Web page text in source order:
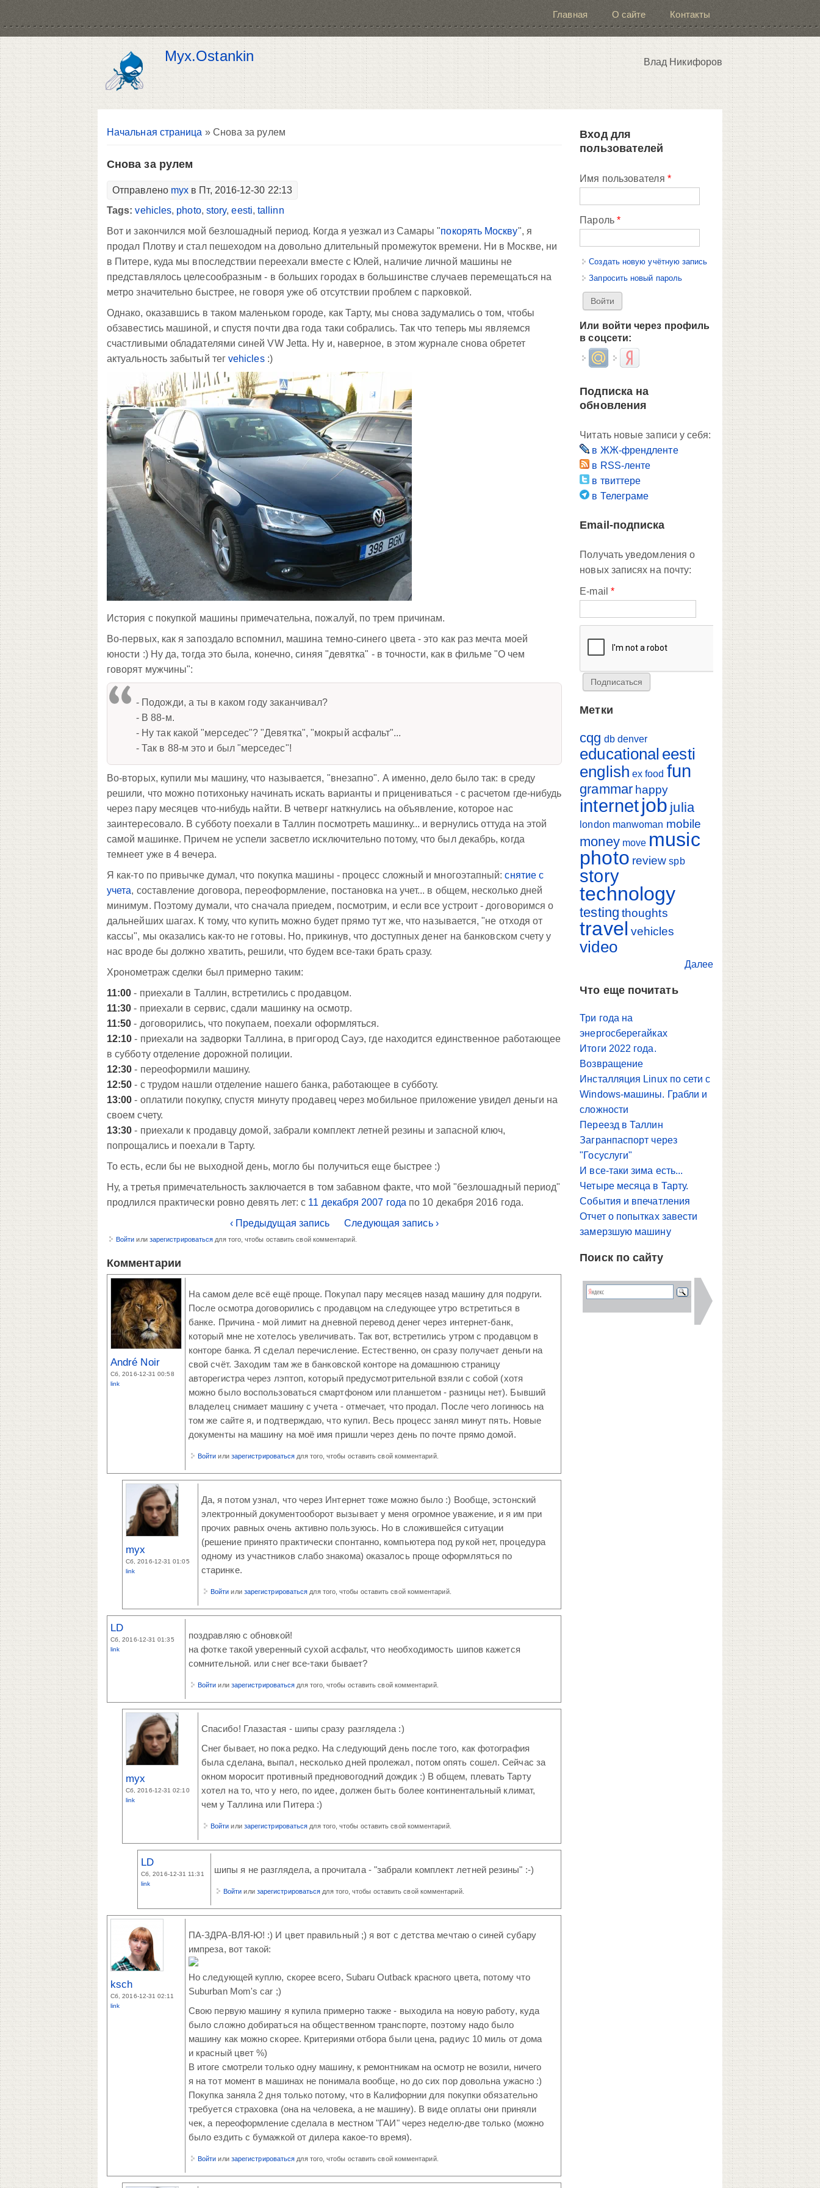
Главная О сайте Контакты
Myx.Ostankin Влад Никифоров
Вы здесь
Начальная страница » Снова за рулем
Снова за рулем
Отправлено myx в Пт, 2016-12-30 22:13
Tags:vehicles, photo, story,eesti,tallinn
Вот и закончился мой безлошадный период. Когда я уезжал из Самары "покорять Москву", я
продал Плотву и стал пешеходом на довольно длительный промежуток времени. Ни в Москве, ни
в Питере, куда мы впоследствии переехали вместе с Юлей, наличие личной машины не
представлялось целесообразным - в больших городах в большинстве случаев перемещаться на
метро значительно быстрее, не говоря уже об отсутствии проблем с парковкой.
Однако, оказавшись в таком маленьком городе, как Тарту, мы снова задумались о том, чтобы
обзавестись машиной, и спустя почти два года таки собрались. Так что теперь мы являемся
счастливыми обладателями синей VW Jetta. Ну и, наверное, в этом журнале снова обретет
актуальность забытый тегvehicles:)
История с покупкой машины примечательна, пожалуй, по трем причинам.
Во-первых, как я запоздало вспомнил, машина темно-синего цвета - это как раз мечта моей
юности :) Ну да, тогда это была, конечно, синяя "девятка" - в точности, как в фильме "О чем
говорят мужчины":
- Подожди, а ты в каком году заканчивал?
- В 88-м.
- Ну так какой "мерседес"? "Девятка", "мокрый асфальт"...
- Так в 88-м это и был "мерседес"!
Во-вторых, купили мы машину, что называется, "внезапно". А именно, дело было так: в среду
решили, что можно потихоньку начинать искать варианты и прицениваться - с расчетом где-нибудь
через пару месяцев что-нибудь найти. В четверг наткнулись на объявление, которое нас
заинтересовало. В субботу поехали в Таллин посмотреть машинку... и вернулись оттуда на этой
самой машинке. Причем не успели засветло исключительно потому, что был декабрь, когда
темнеет уже в 4 вечера.
Я как-то по привычке думал, что покупка машины - процесс сложный и многоэтапный:снятие с
учета, составление договора, переоформление, постановка на учет... в общем, несколько дней
минимум. Поэтому думали, что сначала приедем, посмотрим, и если все устроит - договоримся о
дальнейших шагах. К тому, что купить можно будет прямо тут же, что называется, "не отходя от
кассы", мы оказались как-то не готовы. Но, прикинув, что доступных денег на банковском счету у
нас вроде бы должно хватить, решили, что будем все-таки брать сразу.
Хронометраж сделки был примерно таким:
11:00 - приехали в Таллин, встретились с продавцом.
11:30 - приехали в сервис, сдали машинку на осмотр.
11:50 - договорились, что покупаем, поехали оформляться.
12:10 - приехали на задворки Таллина, в пригород Сауэ, где находится единственное работающее
в субботу отделение дорожной полиции.
12:30 - переоформили машину.
12:50 - с трудом нашли отделение нашего банка, работающее в субботу.
13:00 - оплатили покупку, спустя минуту продавец через мобильное приложение увидел деньги на
своем счету.
13:30 - приехали к продавцу домой, забрали комплект летней резины и запасной ключ,
попрощались и поехали в Тарту.
То есть, если бы не выходной день, могло бы получиться еще быстрее :)
Ну, а третья примечательность заключается в том забавном факте, что мой "безлошадный период"
продлился практически ровно девять лет: с 11 декабря 2007 года по 10 декабря 2016 года.
‹ Предыдущая запись
Следующая запись ›
Войти или зарегистрироваться для того, чтобы оставить свой комментарий.
Комментарии
André Noir
Сб, 2016-12-31 00:58
link
На самом деле всё ещё проще. Покупал пару месяцев назад машину для подруги.
После осмотра договорились с продавцом на следующее утро встретиться в
банке. Причина - мой лимит на дневной перевод денег через интернет-банк,
который мне не хотелось увеличивать. Так вот, встретились утром с продавцом в
конторе банка. Я сделал перечисление. Естественно, он сразу получает деньги на
свой счёт. Заходим там же в банковской конторе на домашнюю страницу
авторегистра через лэптоп, который предусмотрительной взяли с собой (хотя
можно было воспользоваться смартфоном или планшетом - разницы нет). Бывший
владелец снимает машину с учета - отмечает, что продал. После чего логинюсь на
том же сайте я, и подтверждаю, что купил. Весь процесс занял минут пять. Новые
документы на машину на моё имя пришли через день по почте прямо домой.
Войти или зарегистрироваться для того, чтобы оставить свой комментарий.
myx
Сб, 2016-12-31 01:05
link
Да, я потом узнал, что через Интернет тоже можно было :) Вообще, эстонский
электронный документооборот вызывает у меня огромное уважение, и я им при
прочих равных очень активно пользуюсь. Но в сложившейся ситуации
(решение принято практически спонтанно, компьютера под рукой нет, процедура
одному из участников слабо знакома) оказалось проще оформляться по
старинке.
Войти или зарегистрироваться для того, чтобы оставить свой комментарий.
LD
Сб, 2016-12-31 01:35
link
поздравляю с обновкой!
на фотке такой уверенный сухой асфальт, что необходимость шипов кажется
сомнительной. или снег все-таки бывает?
Войти или зарегистрироваться для того, чтобы оставить свой комментарий.
myx
Сб, 2016-12-31 02:10
link
Спасибо! Глазастая - шипы сразу разглядела :)
Снег бывает, но пока редко. На следующий день после того, как фотография
была сделана, выпал, несколько дней пролежал, потом опять сошел. Сейчас за
окном моросит противный предновогодний дождик :) В общем, плевать Тарту
хотел на то, что у него, по идее, должен быть более континентальный климат,
чем у Таллина или Питера :)
Войти или зарегистрироваться для того, чтобы оставить свой комментарий.
LD
Сб, 2016-12-31 11:31
link
шипы я не разглядела, а прочитала - "забрали комплект летней резины" :-)
Войти или зарегистрироваться для того, чтобы оставить свой комментарий.
ksch
Сб, 2016-12-31 02:11
link
ПА-ЗДРА-ВЛЯ-Ю! :) И цвет правильный ;) я вот с детства мечтаю о синей субару
импреза, вот такой:
Но следующей куплю, скорее всего, Subaru Outback красного цвета, потому что
Suburban Mom's car ;)
Свою первую машину я купила примерно также - выходила на новую работу, куда
было сложно добираться на общественном транспорте, поэтому надо было
машину как можно скорее. Критериями отбора были цена, радиус 10 миль от дома
и красный цвет %)
В итоге смотрели только одну машину, к ремонтникам на осмотр не возили, ничего
я на тот момент в машинах не понимала вообще, но до сих пор довольна ужасно :)
Покупка заняла 2 дня только потому, что в Калифорнии для покупки обязательно
требуется страховка (она на человека, а не машину). В виде оплаты они приняли
чек, а переоформление сделала в местном "ГАИ" через неделю-две только (можно
было ездить с бумажкой от дилера какое-то время).
Войти или зарегистрироваться для того, чтобы оставить свой комментарий.
Вход для
пользователей
Имя пользователя *
Пароль *
Создать новую учётную запись
Запросить новый пароль
Или войти через профиль
в соцсети:
Login with Mail.ruLogin with Яндекс
Подписка на
обновления
Читать новые записи у себя:
в ЖЖ-френдленте
в RSS-ленте
в твиттере
в Телеграме
Email-подписка
Получать уведомления о
новых записях на почту:
E-mail *
Метки
cqg db denver
educational eesti
english ex food fun
grammar happy
internetjob julia
london manwoman mobile
money move music
photo review spb
story
technology
testing thoughts
travel vehicles
video
Далее
Что еще почитать
Три года на
энергосберегайках
Итоги 2022 года.
Возвращение
Инсталляция Linux по сети с
Windows-машины. Грабли и
сложности
Переезд в Таллин
Загранпаспорт через
"Госуслуги"
И все-таки зима есть...
Четыре месяца в Тарту.
События и впечатления
Отчет о попытках завести
замерзшую машину
Поиск по сайту